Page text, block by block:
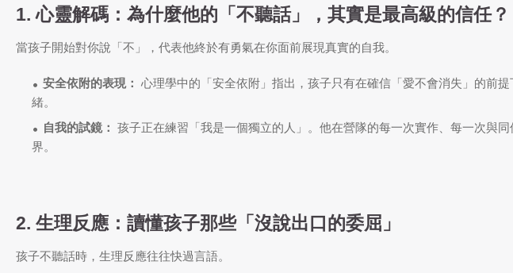
1. 心靈解碼：為什麼他的「不聽話」，其實是最高級的信任？
當孩子開始對你說「不」，代表他終於有勇氣在你面前展現真實的自我。
安全依附的表現： 心理學中的「安全依附」指出，孩子只有在確信「愛不會消失」的前
緒。
自我的試鏡： 孩子正在練習「我是一個獨立的人」。他在營隊的每一次實作、每一次與
界。
2. 生理反應：讀懂孩子那些「沒說出口的委屈」
孩子不聽話時，生理反應往往快過言語。